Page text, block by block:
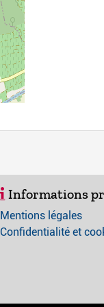
Informations
Mentions légales
Confidentialité et